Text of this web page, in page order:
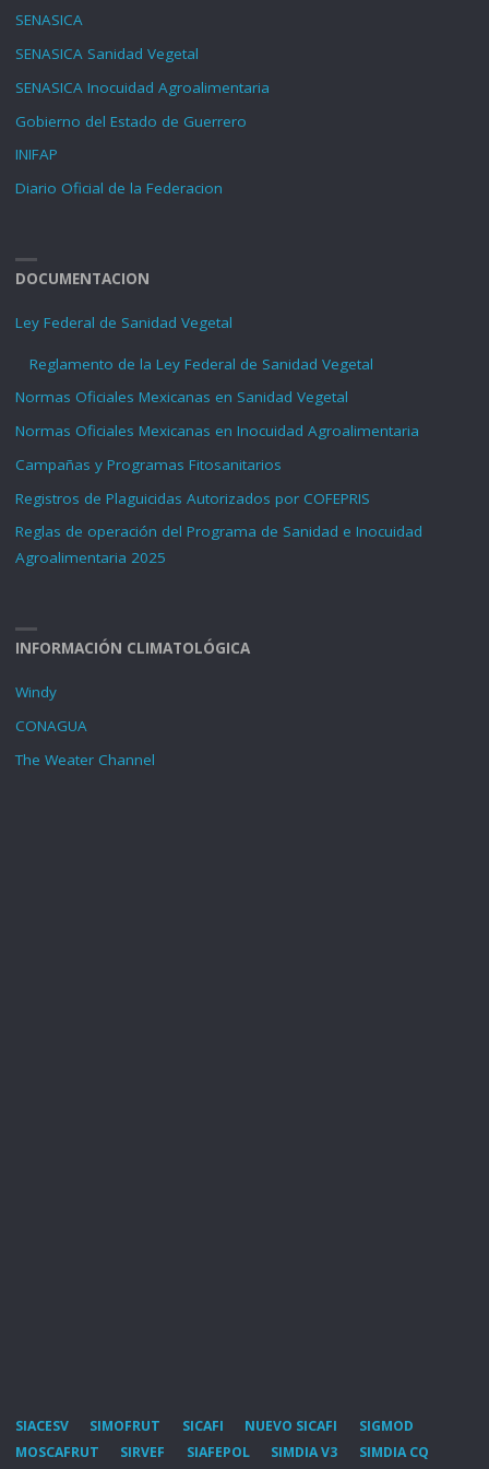
SENASICA
SENASICA Sanidad Vegetal
SENASICA Inocuidad Agroalimentaria
Gobierno del Estado de Guerrero
INIFAP
Diario Oficial de la Federacion
DOCUMENTACION
Ley Federal de Sanidad Vegetal
Reglamento de la Ley Federal de Sanidad Vegetal
Normas Oficiales Mexicanas en Sanidad Vegetal
Normas Oficiales Mexicanas en Inocuidad Agroalimentaria
Campañas y Programas Fitosanitarios
Registros de Plaguicidas Autorizados por COFEPRIS
Reglas de operación del Programa de Sanidad e Inocuidad
Agroalimentaria 2025
INFORMACIÓN CLIMATOLÓGICA
Windy
CONAGUA
The Weater Channel
SIACESV SIMOFRUT SICAFI NUEVO SICAFI
SIGMOD
MOSCAFRUT
SIRVEF SIAFEPOL SIMDIA V3
SIMDIA CQ